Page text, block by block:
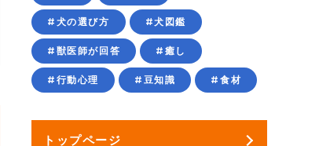
#犬の選び方 #犬図鑑
#獣医師が回答 #癒し
#行動心理 #豆知識 #食材
トップページ